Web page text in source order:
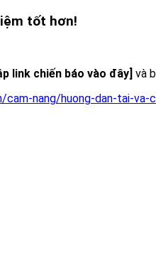
tốt hơn!
link chiến báo vào đây] và
cam-nang/huong-dan-tai-va-